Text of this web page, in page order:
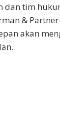
dan tim
&
akan